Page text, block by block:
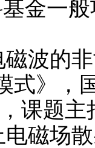
金一
波的
式》，
课题
磁场